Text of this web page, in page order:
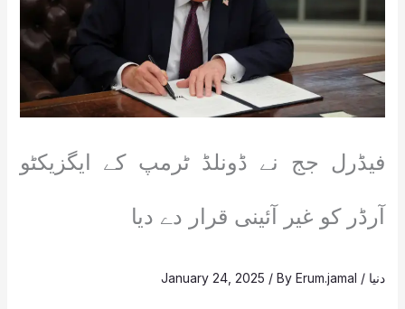
فیڈرل جج نے ڈونلڈ ٹرمپ کے ایگزیکٹو
آرڈر کو غیر آئینی قرار دے دیا
دنیا /
January 24, 2025 / ByErum.jamal